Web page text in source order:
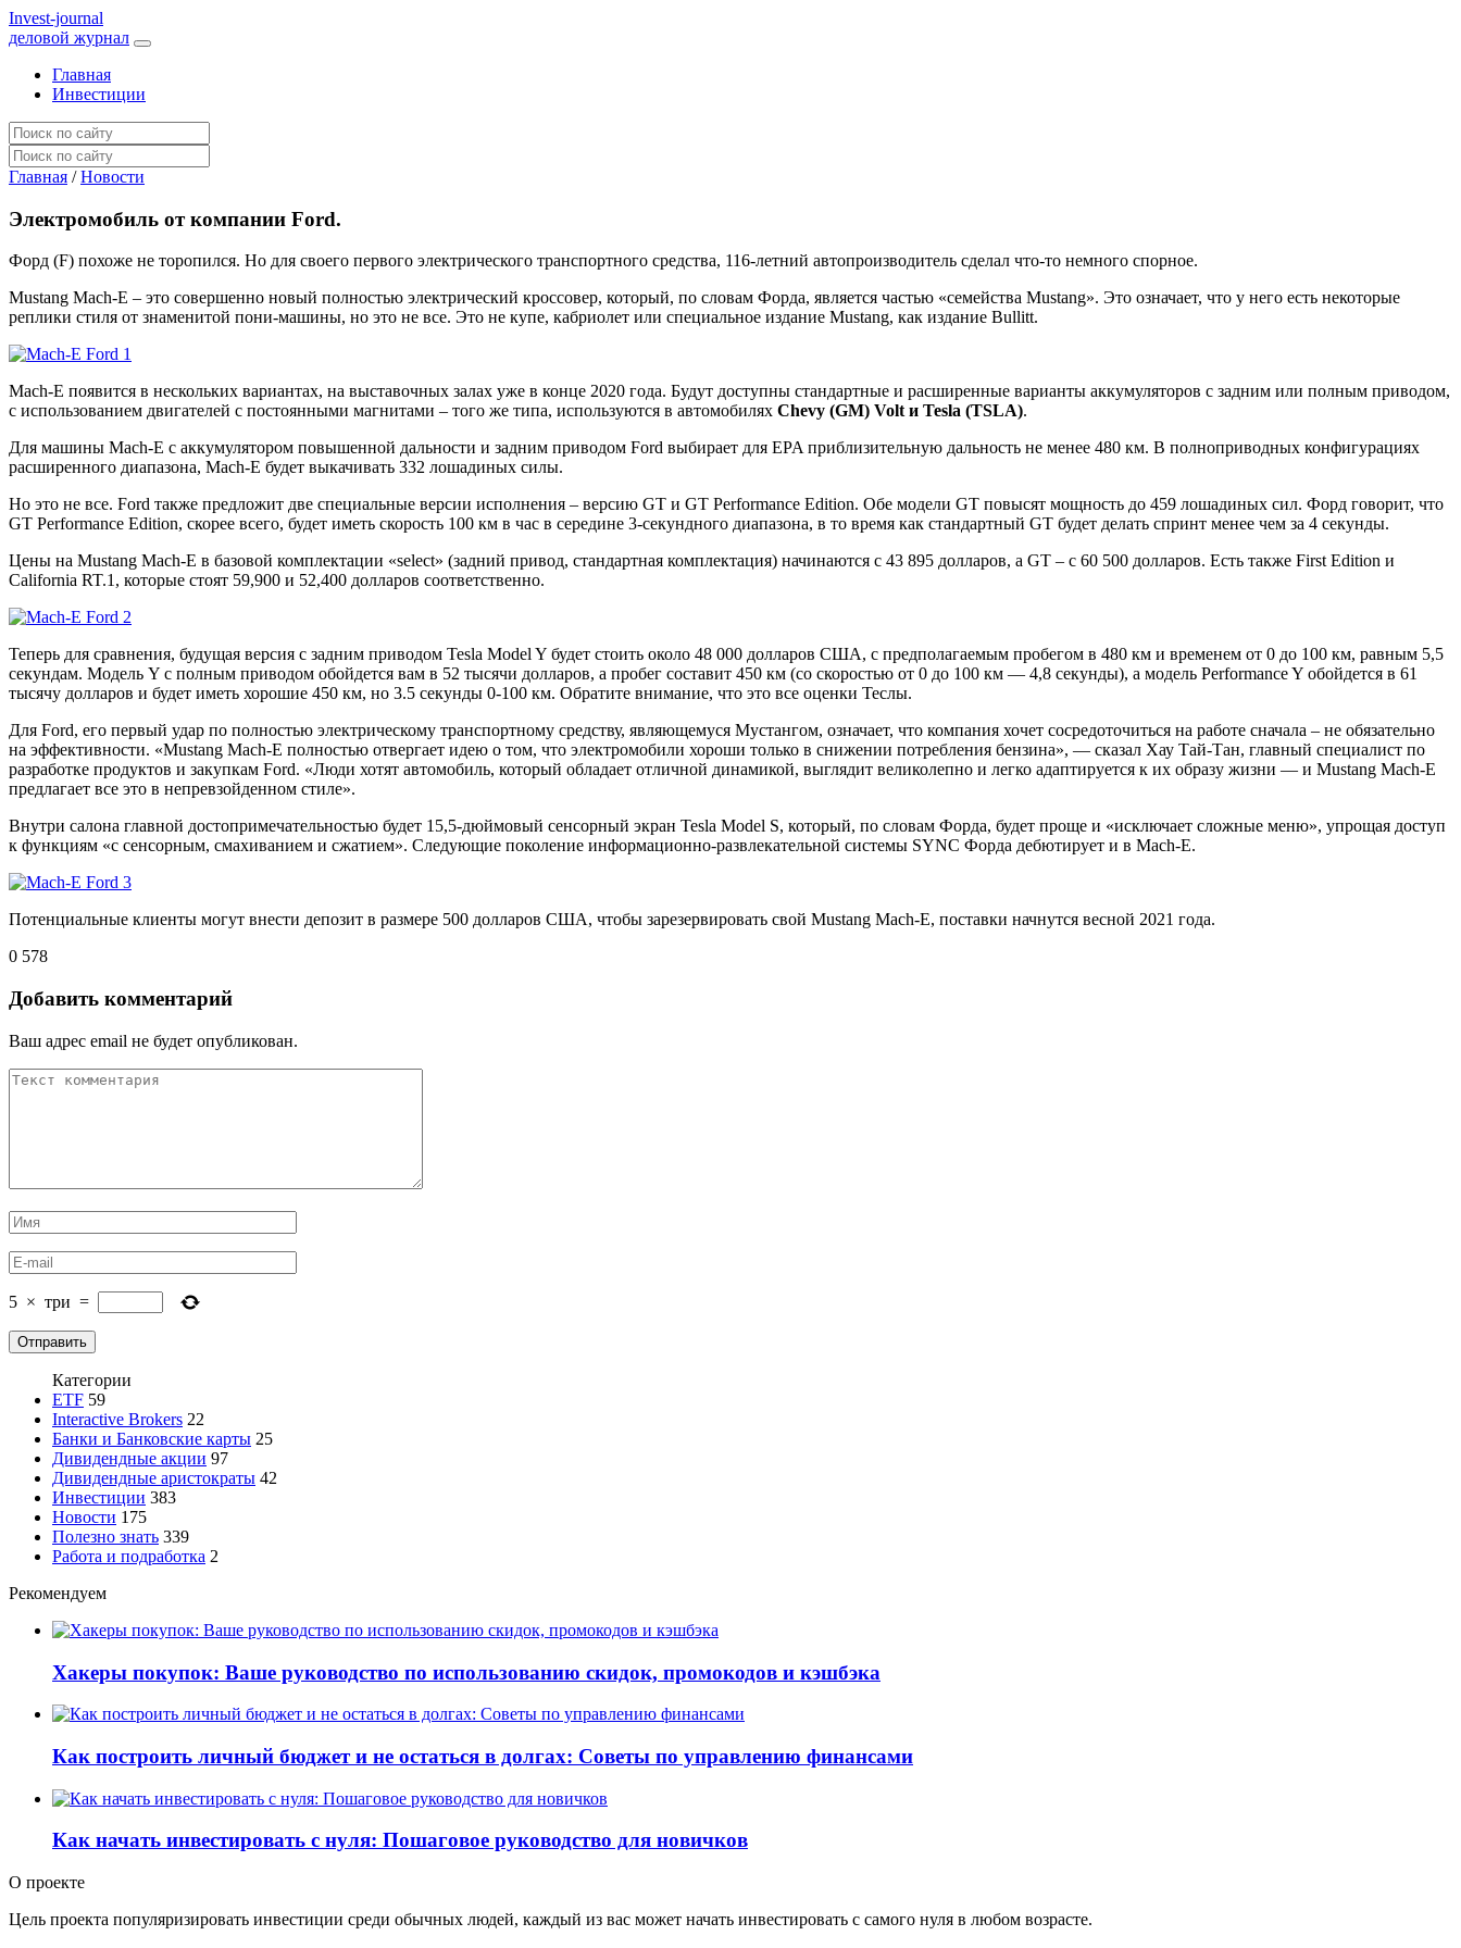
Invest-journal
деловой журнал
Главная
Инвестиции
Главная / Новости
Электромобиль от компании Ford.
Форд (F) похоже не торопился. Но для своего первого электрического транспортного средства, 116-летний автопроизводитель сделал что-то немного спорное.
Mustang Mach-E – это совершенно новый полностью электрический кроссовер, который, по словам Форда, является частью «семейства Mustang». Это означает, что у него есть некоторые
реплики стиля от знаменитой пони-машины, но это не все. Это не купе, кабриолет или специальное издание Mustang, как издание Bullitt.
Mach-E появится в нескольких вариантах, на выставочных залах уже в конце 2020 года. Будут доступны стандартные и расширенные варианты аккумуляторов с задним или полным приводом,
с использованием двигателей с постоянными магнитами – того же типа, используются в автомобилях Chevy (GM) Volt и Tesla (TSLA).
Для машины Mach-E с аккумулятором повышенной дальности и задним приводом Ford выбирает для EPA приблизительную дальность не менее 480 км. В полноприводных конфигурациях
расширенного диапазона, Mach-E будет выкачивать 332 лошадиных силы.
Но это не все. Ford также предложит две специальные версии исполнения – версию GT и GT Performance Edition. Обе модели GT повысят мощность до 459 лошадиных сил. Форд говорит, что
GT Performance Edition, скорее всего, будет иметь скорость 100 км в час в середине 3-секундного диапазона, в то время как стандартный GT будет делать спринт менее чем за 4 секунды.
Цены на Mustang Mach-E в базовой комплектации «select» (задний привод, стандартная комплектация) начинаются с 43 895 долларов, а GT – с 60 500 долларов. Есть также First Edition и
California RT.1, которые стоят 59,900 и 52,400 долларов соответственно.
Теперь для сравнения, будущая версия с задним приводом Tesla Model Y будет стоить около 48 000 долларов США, с предполагаемым пробегом в 480 км и временем от 0 до 100 км, равным 5,5
секундам. Модель Y с полным приводом обойдется вам в 52 тысячи долларов, а пробег составит 450 км (со скоростью от 0 до 100 км — 4,8 секунды), а модель Performance Y обойдется в 61
тысячу долларов и будет иметь хорошие 450 км, но 3.5 секунды 0-100 км. Обратите внимание, что это все оценки Теслы.
Для Ford, его первый удар по полностью электрическому транспортному средству, являющемуся Мустангом, означает, что компания хочет сосредоточиться на работе сначала – не обязательно
на эффективности. «Mustang Mach-E полностью отвергает идею о том, что электромобили хороши только в снижении потребления бензина», — сказал Хау Тай-Тан, главный специалист по
разработке продуктов и закупкам Ford. «Люди хотят автомобиль, который обладает отличной динамикой, выглядит великолепно и легко адаптируется к их образу жизни — и Mustang Mach-E
предлагает все это в непревзойденном стиле».
Внутри салона главной достопримечательностью будет 15,5-дюймовый сенсорный экран Tesla Model S, который, по словам Форда, будет проще и «исключает сложные меню», упрощая доступ
к функциям «с сенсорным, смахиванием и сжатием». Следующие поколение информационно-развлекательной системы SYNC Форда дебютирует и в Mach-E.
Потенциальные клиенты могут внести депозит в размере 500 долларов США, чтобы зарезервировать свой Mustang Mach-E, поставки начнутся весной 2021 года.
0 578
Добавить комментарий
Ваш адрес email не будет опубликован.
5 × три =
Категории
ETF 59
Interactive Brokers 22
Банки и Банковские карты 25
Дивидендные акции 97
Дивидендные аристократы 42
Инвестиции 383
Новости 175
Полезно знать 339
Работа и подработка 2
Рекомендуем
Хакеры покупок: Ваше руководство по использованию скидок, промокодов и кэшбэка
Как построить личный бюджет и не остаться в долгах: Советы по управлению финансами
Как начать инвестировать с нуля: Пошаговое руководство для новичков
О проекте
Цель проекта популяризировать инвестиции среди обычных людей, каждый из вас может начать инвестировать с самого нуля в любом возрасте.